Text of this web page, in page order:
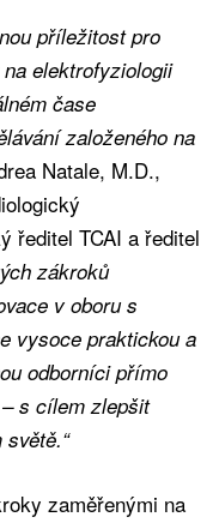
příležitost pro
elektrofyziologii
čase
založeného na
Natale, M.D.,
ředitel TCAI a ředitel
zákroků
v oboru s
vysoce praktickou a
odborníci přímo
s cílem zlepšit
zaměřenými na